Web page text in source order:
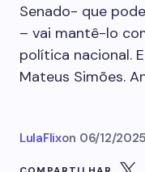
Senado- que
– vai mantê-lo
política nacional.
Mateus Simões.
LulaFlixon 06/12/2025